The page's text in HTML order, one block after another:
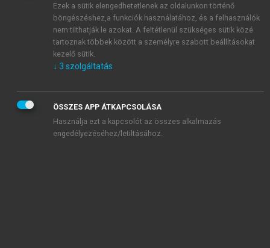
veszem és elfogadom.
Általános vásárlási feltételeket, valamint a szotar.netés a
mersz.huoldalak licencszerződéseiben foglaltakat
tudomásul veszem és elfogadom.
KIPRÓBÁLOM
Ezek a sütik elengedhetetlenek az oldalunkon történő
böngészéshez,a funkciók használatához, és a felhasználók
nem tilthatják le azokat. A feltétlenül szükséges sütik közé
tartoznak többek között a személyre szabott beállításokat
kezelő sütik.
↓ 3 szolgáltatás
ÖSSZES APP ÁTKAPCSOLÁSA
Használja ezt a kapcsolót az összes alkalmazás
engedélyezéséhez/letiltásához.